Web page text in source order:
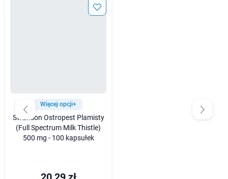
Więcej opcji+
Swanson Ostropest Plamisty
(Full Spectrum Milk Thistle)
500 mg - 100 kapsułek